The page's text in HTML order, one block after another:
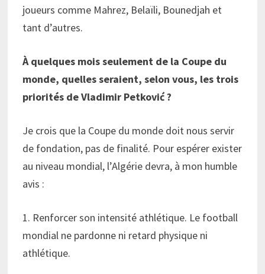
joueurs comme Mahrez, Belaïli, Bounedjah et
tant d’autres.
À quelques mois seulement de la Coupe du
monde, quelles seraient, selon vous, les trois
priorités de Vladimir Petković ?
Je crois que la Coupe du monde doit nous servir
de fondation, pas de finalité. Pour espérer exister
au niveau mondial, l’Algérie devra, à mon humble
avis :
1. Renforcer son intensité athlétique. Le football
mondial ne pardonne ni retard physique ni
athlétique.